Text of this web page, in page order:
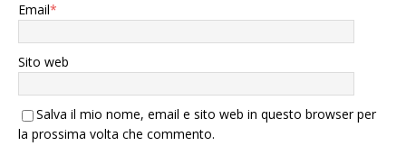
Email*
Sito web
Salva il mio nome, email e sito web in questo browser per
la prossima volta che commento.